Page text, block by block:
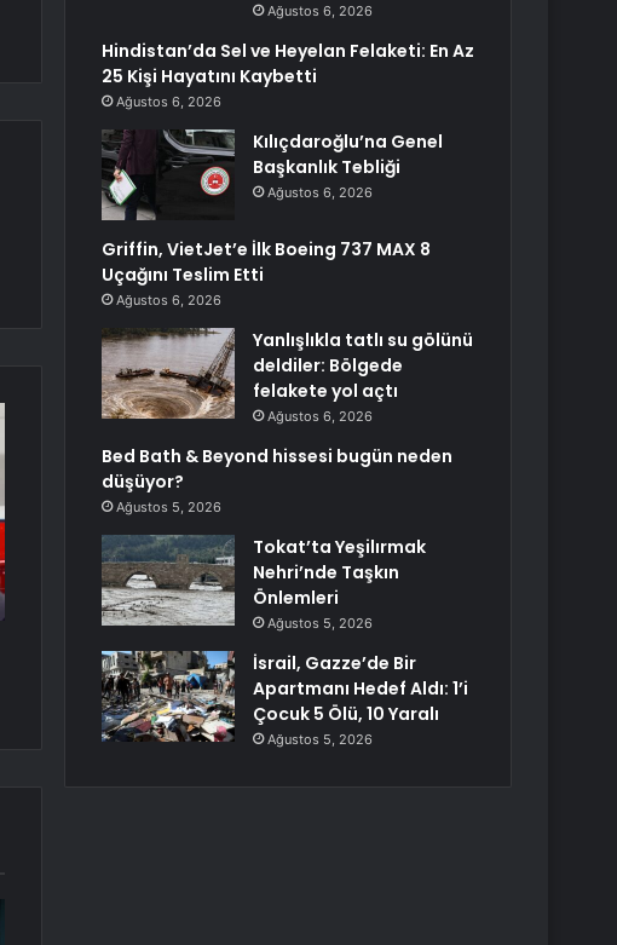
Ağustos 6, 2026
Hindistan’da Sel ve Heyelan Felaketi: En Az
25 Kişi Hayatını Kaybetti
Ağustos 6, 2026
Kılıçdaroğlu’na Genel
Başkanlık Tebliği
Ağustos 6, 2026
Griffin, VietJet’e İlk Boeing 737 MAX 8
Uçağını Teslim Etti
Ağustos 6, 2026
Yanlışlıkla tatlı su gölünü
deldiler: Bölgede
felakete yol açtı
Ağustos 6, 2026
Bed Bath & Beyond hissesi bugün neden
düşüyor?
Ağustos 5, 2026
Tokat’ta Yeşilırmak
Nehri’nde Taşkın
Önlemleri
Ağustos 5, 2026
İsrail, Gazze’de Bir
Apartmanı Hedef Aldı: 1’i
Çocuk 5 Ölü, 10 Yaralı
Ağustos 5, 2026